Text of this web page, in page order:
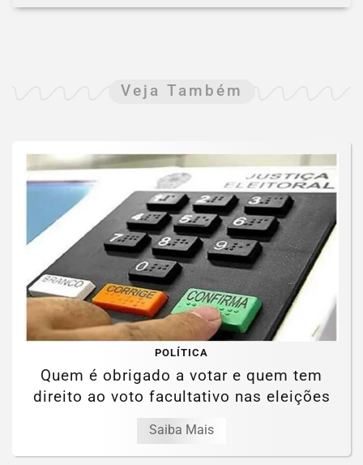
Veja Também
POLÍTICA
Quem é obrigado a votar e quem tem
direito ao voto facultativo nas eleições
Saiba Mais